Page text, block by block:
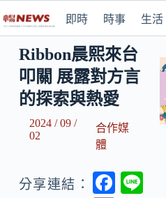
即時 時事 生活
Ribbon晨熙來台
叩關 展露對方言
的探索與熱愛
2024 / 09 /
02
合作媒
體
分享連結：
F